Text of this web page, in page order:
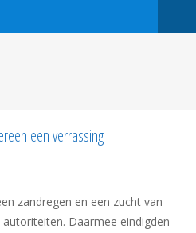
een verrassing
zandregen en een zucht van
Daarmee eindigden